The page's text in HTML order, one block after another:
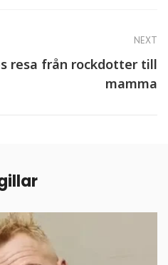
NEXT
resa från rockdotter till
mamma